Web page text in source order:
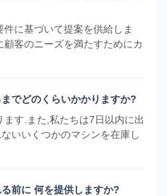
に基づいて提案を供給しま
客のニーズを満たすためにカ
でどのくらいかかりますか?
す.また,私たちは7日以内に出
いいくつかのマシンを在庫し
前に 何を提供しますか?